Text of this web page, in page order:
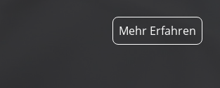
Mehr Erfahren